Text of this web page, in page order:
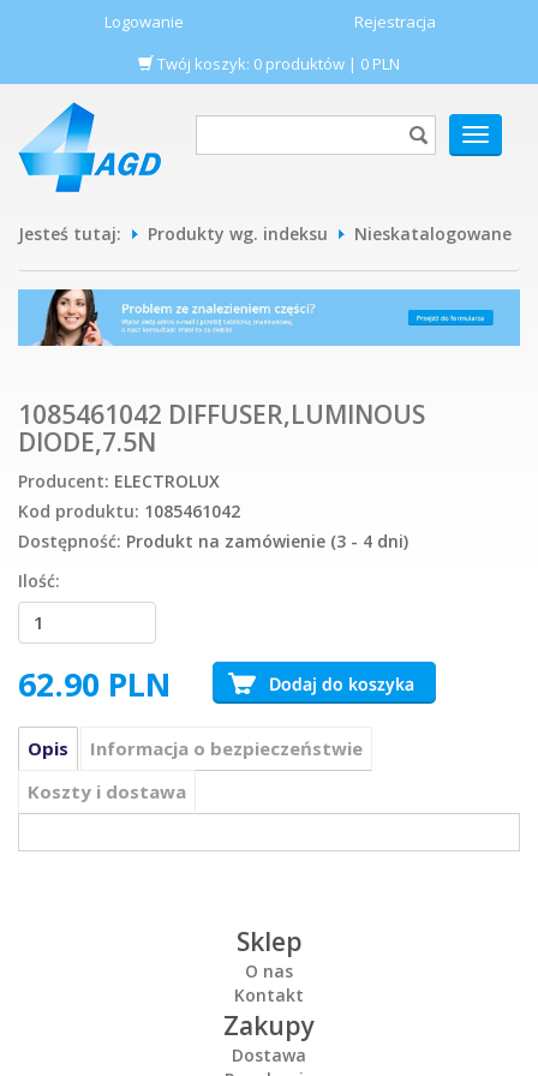
Logowanie
Rejestracja
Twój koszyk: 0 produktów | 0 PLN
POKAŻ
MENU
Jesteś tutaj: Produkty wg. indeksu Nieskatalogowane
1085461042 DIFFUSER,LUMINOUS
DIODE,7.5N
Producent: ELECTROLUX
Kod produktu: 1085461042
Dostępność: Produkt na zamówienie (3 - 4 dni)
Ilość:
62.90 PLN
Opis
Informacja o bezpieczeństwie
Koszty i dostawa
Sklep
O nas
Kontakt
Zakupy
Dostawa